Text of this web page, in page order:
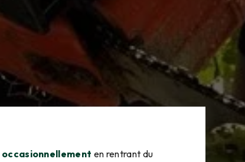
occasionnellement en rentrant du